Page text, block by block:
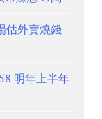
估外賣燒錢
明年上半年